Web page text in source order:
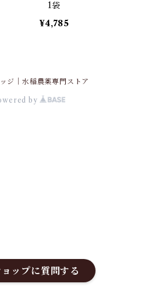
1袋
¥4,785
ジ｜水稲農薬専門ストア
by
ョップに質問する